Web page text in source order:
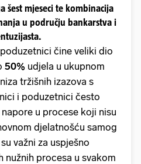
šest mjeseci te kombinacija
u području bankarstva i
čine veliki dio
50% udjela u ukupnom
tržišnih izazova s
i poduzetnici često
u procese koji nisu
djelatnošću samog
važni za uspješno
nužnih procesa u svakom